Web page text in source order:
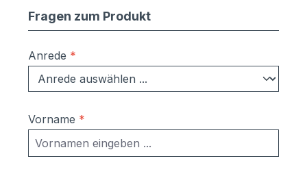
Fragen zum Produkt
Anrede *
Vorname *